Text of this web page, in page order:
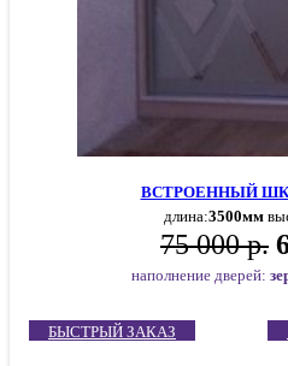
ВСТРОЕННЫЙ
длина:3500мм
75 000 р.
наполнение дверей:
БЫСТРЫЙ ЗАКАЗ